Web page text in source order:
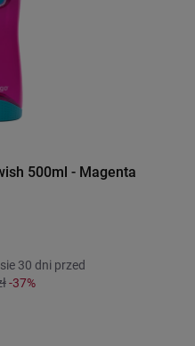
500ml - Magenta
30 dni przed
-37%